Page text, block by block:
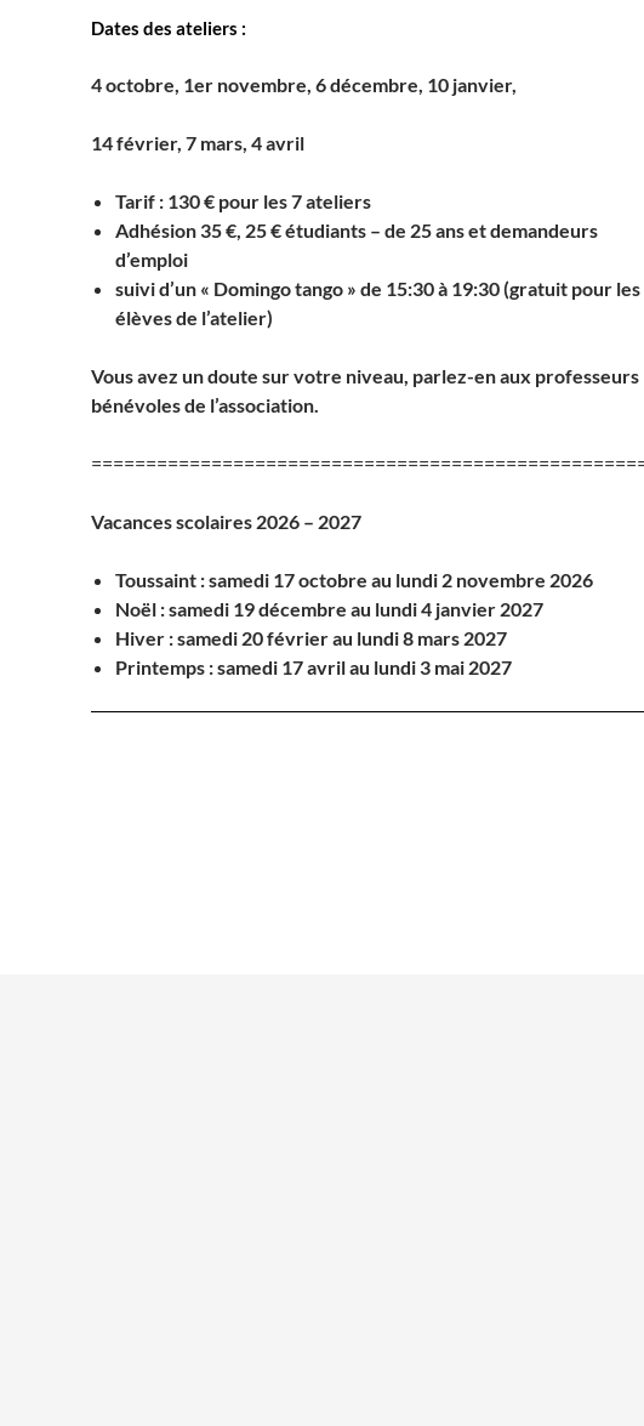
Dates des ateliers :
4 octobre, 1er novembre, 6 décembre, 10 janvier,
14 février, 7 mars, 4 avril
Tarif : 130 € pour les 7 ateliers
Adhésion 35 €, 25 € étudiants – de 25 ans et demandeurs
d’emploi
suivi d’un « Domingo tango » de 15:30 à 19:30 (gratuit pour les
élèves de l’atelier)
Vous avez un doute sur votre niveau, parlez-en aux professeurs
bénévoles de l’association.
Vacances scolaires 2026 – 2027
Toussaint : samedi 17 octobre au lundi 2 novembre 2026
Noël : samedi 19 décembre au lundi 4 janvier 2027
Hiver : samedi 20 février au lundi 8 mars 2027
Printemps : samedi 17 avril au lundi 3 mai 2027